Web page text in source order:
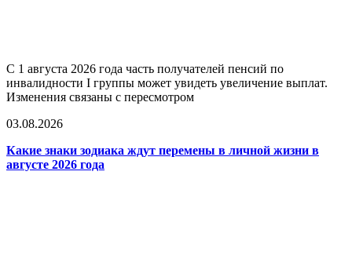
С 1 августа 2026 года часть получателей пенсий по
инвалидности I группы может увидеть увеличение выплат.
Изменения связаны с пересмотром
03.08.2026
Какие знаки зодиака ждут перемены в личной жизни в
августе 2026 года